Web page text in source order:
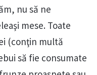
nu să ne
mese. Toate
(conţin multă
să fie consumate